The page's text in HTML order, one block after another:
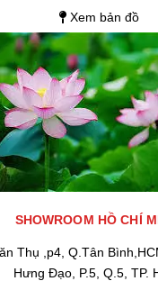
Xem bản đồ
SHOWROOM HỒ CHÍ
Thụ ,p4, Q.Tân
Hưng Đạo, P.5, Q.5, TP.